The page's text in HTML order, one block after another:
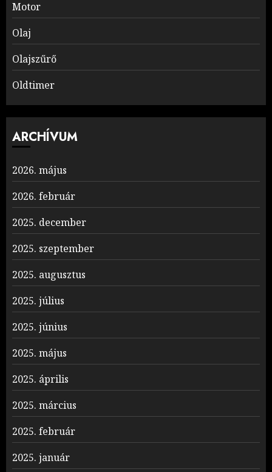
Motor
Olaj
Olajszűrő
Oldtimer
ARCHÍVUM
2026. május
2026. február
2025. december
2025. szeptember
2025. augusztus
2025. július
2025. június
2025. május
2025. április
2025. március
2025. február
2025. január